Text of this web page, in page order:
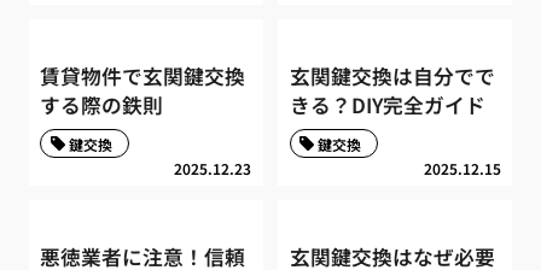
賃貸物件で玄関鍵交換
する際の鉄則
2025.12.23
鍵交換
玄関鍵交換は自分でで
きる？DIY完全ガイド
2025.12.15
鍵交換
悪徳業者に注意！信頼
玄関鍵交換はなぜ必要